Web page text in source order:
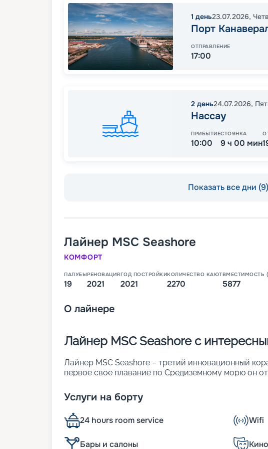
1 день23.07.2026,
Порт
ОТПРАВЛЕНИЕ
17:00
2 день24.07.2026,
Нассау
ПРИБЫТИЕ
10:00
СТОЯНКА
9 ч 00 мин
Показать все дни (9)
Лайнер MSC Seashore
КОМФОРТ
ПАЛУБЫ
19
РЕНОВАЦИЯ
2021
ГОД ПОСТРОЙКИ
2021
КОЛИЧЕСТВО КАЮТ
2270
ВМЕСТИМОСТЬ
5877
О лайнере
Лайнер MSC Seashore с
Лайнер MSC Seashore – третий инновационный
первое свое плавание по Средиземному морю он
этом лайнере больше всего номеров с
особенности 19-палубного судна:
• ширина – 41 метр;
• длина – 339 м;
• водоизмещение – более 170 тыс. тонн;
Услуги на борту
24 hours room service Wifi
Бары и салоны